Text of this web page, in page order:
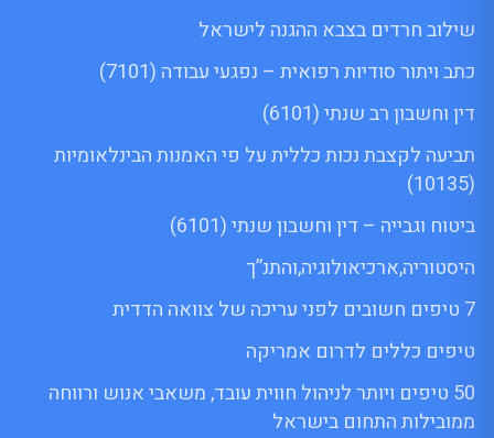
שילוב חרדים בצבא ההגנה לישראל
כתב ויתור סודיות רפואית – נפגעי עבודה (7101)
דין וחשבון רב שנתי (6101)
תביעה לקצבת נכות כללית על פי האמנות הבינלאומיות
(10135)
ביטוח וגבייה – דין וחשבון שנתי (6101)
היסטוריה,ארכיאולוגיה,והתנ”ך
7 טיפים חשובים לפני עריכה של צוואה הדדית
טיפים כללים לדרום אמריקה
50 טיפים ויותר לניהול חווית עובד, משאבי אנוש ורווחה
ממובילות התחום בישראל